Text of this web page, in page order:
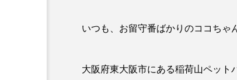
いつも、お留守番ばかりのココちゃ
大阪府東大阪市にある稲荷山ペット